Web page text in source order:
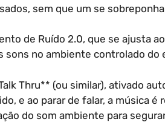
sem que um se
de Ruído 2.0, que se ajusta
sons no ambiente controlado do
Thru** (ou similar), ativado
e ao parar de falar, a música
do som ambiente para